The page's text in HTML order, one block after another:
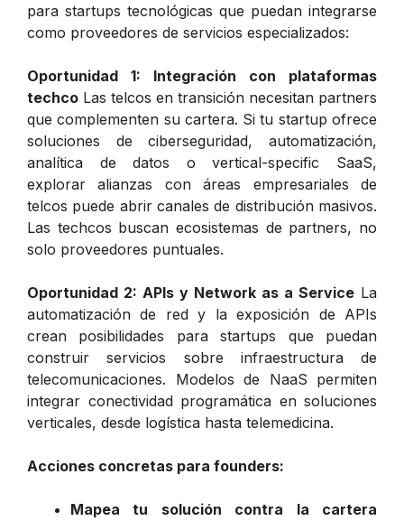
para startups tecnológicas que puedan integrarse
como proveedores de servicios especializados:
Oportunidad 1: Integración con plataformas
techco Las telcos en transición necesitan partners
que complementen su cartera. Si tu startup ofrece
soluciones de ciberseguridad, automatización,
analítica de datos o vertical-specific SaaS,
explorar alianzas con áreas empresariales de
telcos puede abrir canales de distribución masivos.
Las techcos buscan ecosistemas de partners, no
solo proveedores puntuales.
Oportunidad 2: APIs y Network as a Service La
automatización de red y la exposición de APIs
crean posibilidades para startups que puedan
construir servicios sobre infraestructura de
telecomunicaciones. Modelos de NaaS permiten
integrar conectividad programática en soluciones
verticales, desde logística hasta telemedicina.
Acciones concretas para founders:
Mapea tu solución contra la cartera